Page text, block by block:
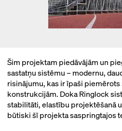
Šim projektam piedāvājām un
sastatņu sistēmu – modernu,
risinājumu, kas ir īpaši
konstrukcijām. Doka Ringlock
stabilitāti, elastību projektēšanā
būtiski šī projekta saspringtajos